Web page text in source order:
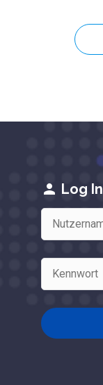
person Log In